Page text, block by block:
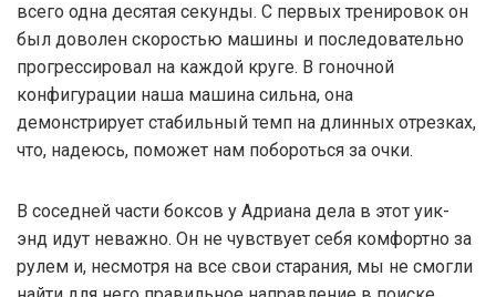
всего одна десятая секунды. С первых тренировок он
был доволен скоростью машины и последовательно
прогрессировал на каждой круге. В гоночной
конфигурации наша машина сильна, она
демонстрирует стабильный темп на длинных отрезках,
что, надеюсь, поможет нам побороться за очки.
В соседней части боксов у Адриана дела в этот уик-
энд идут неважно. Он не чувствует себя комфортно за
рулем и, несмотря на все свои старания, мы не смогли